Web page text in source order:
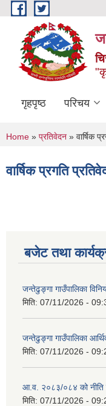
Skip to main content
गृहपृष्ठ परिचय
You are here
Home » प्रतिवेदन » वार्षिक
वार्षिक प्रगति
बजेट तथा
जन्तेढुङ्गा गाउँपालिका
मिति: 07/11/2026 -
जन्तेढुङ्गा गाउँपालिका
मिति: 07/11/2026 -
आ.व. २०८३/०८४ को नीति
मिति: 07/11/2026 -